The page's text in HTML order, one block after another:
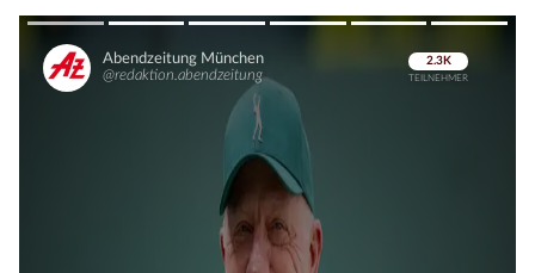
Überspringen